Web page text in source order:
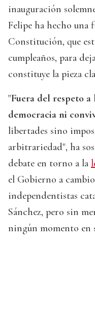
inauguración
Felipe ha hecho una
Constitución, que
cumpleaños, para
constituye la pieza
"Fuera del respeto
democracia ni
libertades sino
arbitrariedad", ha
debate en torno a la
el Gobierno a
independentistas
Sánchez, pero sin
ningún momento en